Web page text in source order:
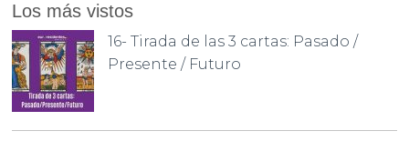
Los más vistos
16- Tirada de las 3 cartas: Pasado /
Presente / Futuro